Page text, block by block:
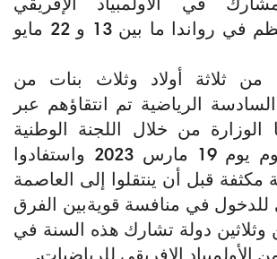
للرياضيات المنظم في رواندا ما بين 13 و 22 مايو
من ثلاثة أولاد وثلاث بنات من
الرياضية تم انتقاؤهم عبر
الوزارة من خلال اللجنة الوطنية
لمسابقات العلوم يوم 19 مارس 2023 واستفادوا
مكثفة قبل أن ينتقلوا إلى العاصمة
للدخول في منافسة قويةبين الفرق
وثلاثين دولة تشارك هذه السنة في
الأولمبياد الإفريقي للرياضيات.